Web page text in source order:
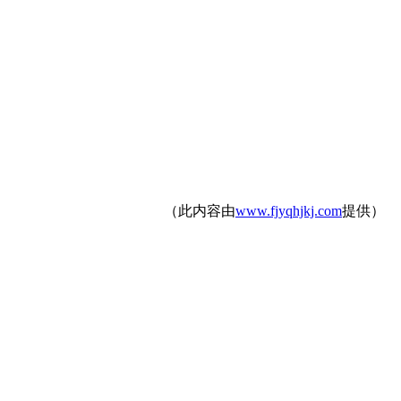
（此内容由www.fjyqhjkj.com提供）